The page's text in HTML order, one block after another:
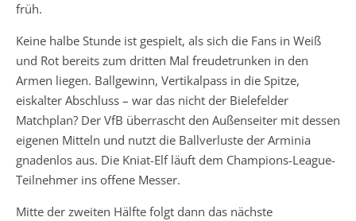
früh.
Keine halbe Stunde ist gespielt, als sich die Fans in Weiß
und Rot bereits zum dritten Mal freudetrunken in den
Armen liegen. Ballgewinn, Vertikalpass in die Spitze,
eiskalter Abschluss – war das nicht der Bielefelder
Matchplan? Der VfB überrascht den Außenseiter mit dessen
eigenen Mitteln und nutzt die Ballverluste der Arminia
gnadenlos aus. Die Kniat-Elf läuft dem Champions-League-
Teilnehmer ins offene Messer.
Mitte der zweiten Hälfte folgt dann das nächste